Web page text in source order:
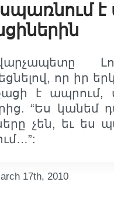
որ իր
է ապրում,
“Ես կանեմ
չեն, եւ ես
17th, 2010